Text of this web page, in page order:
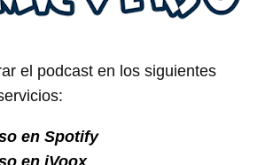
el podcast en los siguientes
en Spotify
en iVoox